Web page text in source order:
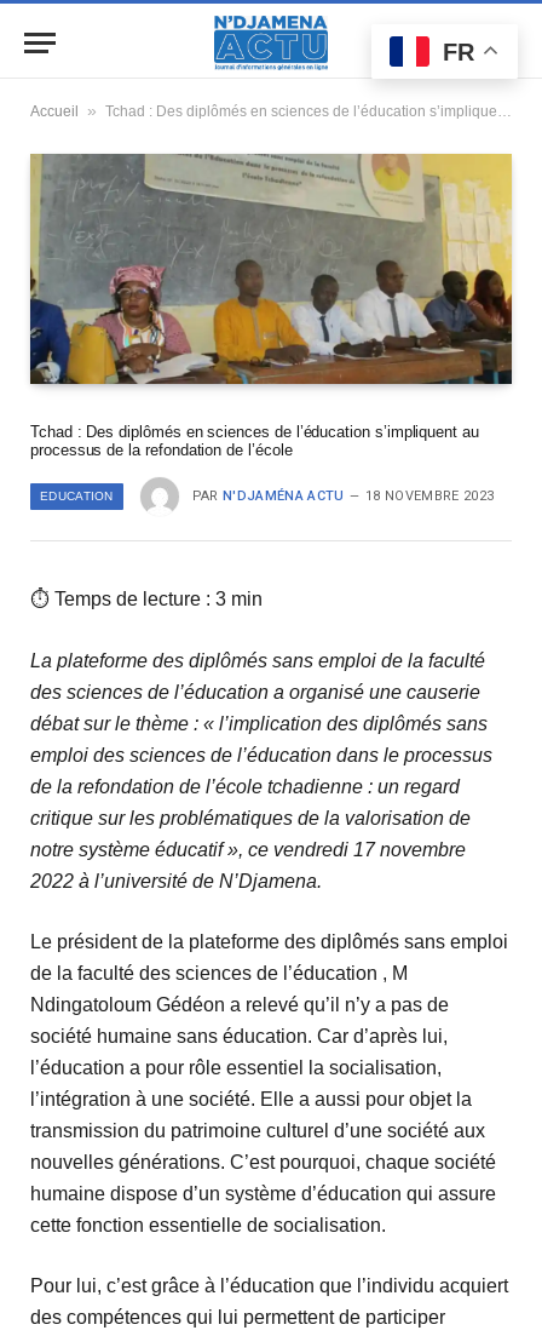
Accueil » Tchad : Des diplômés en sciences de l’éducation s’impliquent au processus de la refondation de l’école
Tchad : Des diplômés en sciences de l’éducation s’impliquent au
processus de la refondation de l’école
EDUCATION PAR N'DJAMÉNA ACTU 18 NOVEMBRE 2023
⏱ Temps de lecture : 3 min
La plateforme des diplômés sans emploi de la faculté
des sciences de l’éducation a organisé une causerie
débat sur le thème : « l’implication des diplômés sans
emploi des sciences de l’éducation dans le processus
de la refondation de l’école tchadienne : un regard
critique sur les problématiques de la valorisation de
notre système éducatif », ce vendredi 17 novembre
2022 à l’université de N’Djamena.
Le président de la plateforme des diplômés sans emploi
de la faculté des sciences de l’éducation , M
Ndingatoloum Gédéon a relevé qu’il n’y a pas de
société humaine sans éducation. Car d’après lui,
l’éducation a pour rôle essentiel la socialisation,
l’intégration à une société. Elle a aussi pour objet la
transmission du patrimoine culturel d’une société aux
nouvelles générations. C’est pourquoi, chaque société
humaine dispose d’un système d’éducation qui assure
cette fonction essentielle de socialisation.
Pour lui, c’est grâce à l’éducation que l’individu acquiert
des compétences qui lui permettent de participer
FR